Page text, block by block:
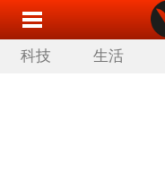
科技 生活